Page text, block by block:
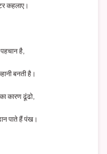
कहलाए।
है,
बनती है।
कारण ढूंढो,
पाते हैं पंख।